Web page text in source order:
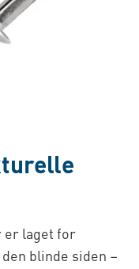
laget for
blinde siden –